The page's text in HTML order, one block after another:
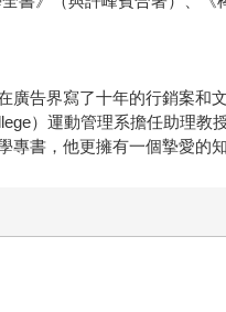
告界寫了十年的行銷案和
）運動管理系擔任助理教
書，他更擁有一個摯愛的